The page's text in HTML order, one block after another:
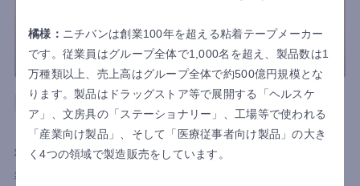
その他 アメリカ 会計 ロジスティクス
株式会社エスケイジャパン
利用国 アメリカ
導入目的
橘様： ニチバンは創業100年を超える粘着テープメーカー
です。従業員はグループ全体で1,000名を超え、製品数は1
万種類以上、売上高はグループ全体で約500億円規模とな
ります。製品はドラッグストア等で展開する「ヘルスケ
ア」、文房具の「ステーショナリー」、工場等で使われる
「産業向け製品」、そして「医療従事者向け製品」の大き
く4つの領域で製造販売をしています。